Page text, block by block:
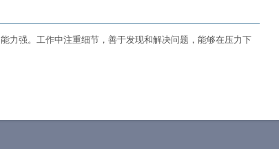
力强。工作中注重细节，善于发现和解决问题，能够在压力下